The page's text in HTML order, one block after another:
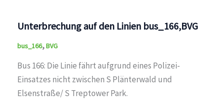
Linien
bus_M43,bus_166,BVG
Unterbrechung auf den Linien bus_166,BVG
bus_166,BVG
Bus 166: Die Linie fährt aufgrund eines Polizei-
Einsatzes nicht zwischen S Plänterwald und
Elsenstraße/ S Treptower Park.